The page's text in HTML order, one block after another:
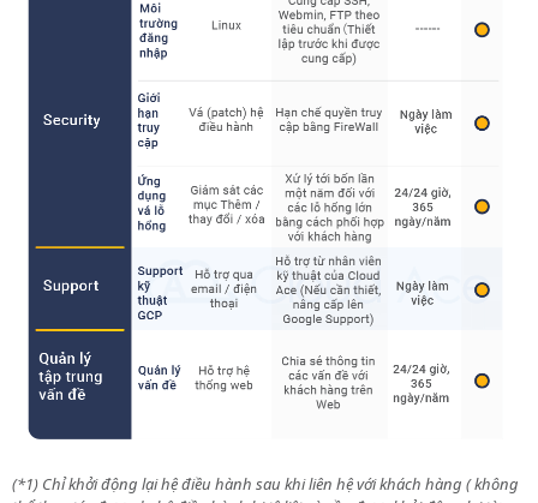
(*1) Chỉ khởi động lại hệ điều hành sau khi liên hệ với khách hàng ( không